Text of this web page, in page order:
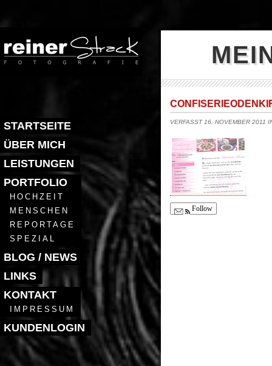
STARTSEITE
ÜBER MICH
LEISTUNGEN
PORTFOLIO
HOCHZEIT
MENSCHEN
REPORTAGE
SPEZIAL
BLOG / NEWS
LINKS
KONTAKT
IMPRESSUM
KUNDENLOGIN
VERFASST 16. NOVEMBER 2011
Follow